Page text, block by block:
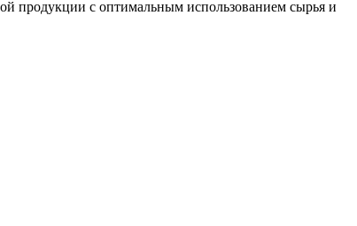
продукции с оптимальным использованием сырья и